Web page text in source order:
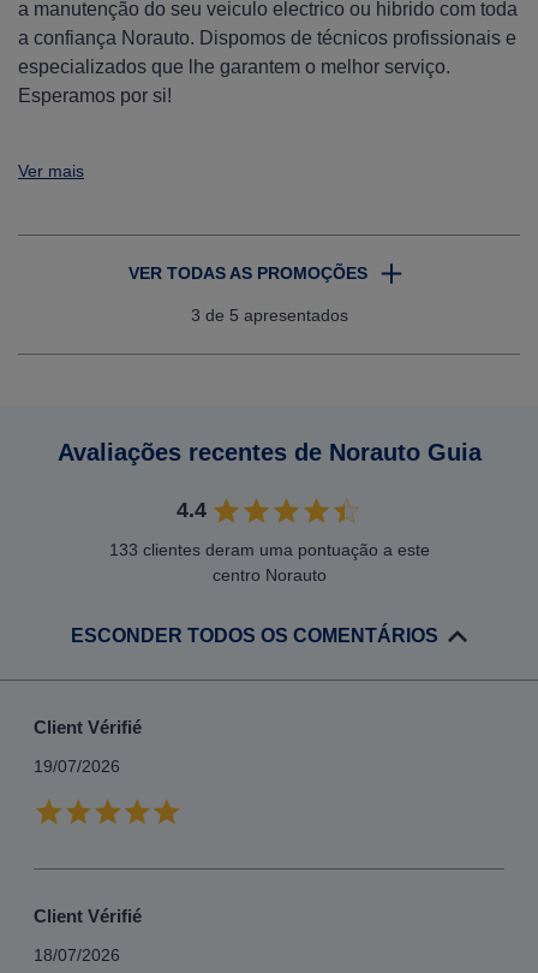
a manutenção do seu veiculo electrico ou hibrido com toda
a confiança Norauto. Dispomos de técnicos profissionais e
especializados que lhe garantem o melhor serviço.
Esperamos por si!
Ver mais
VER TODAS AS PROMOÇÕES
3 de 5 apresentados
Avaliações recentes de Norauto Guia
4.4
133 clientes deram uma pontuação a este
centro Norauto
ESCONDER TODOS OS COMENTÁRIOS
Client Vérifié
19/07/2026
Client Vérifié
18/07/2026